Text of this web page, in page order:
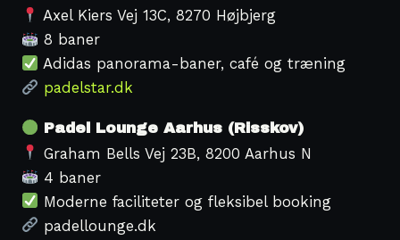
Axel Kiers Vej 13C, 8270 Højbjerg
8 baner
Adidas panorama-baner, café og træning
padelstar.dk
Padel Lounge Aarhus (Risskov)
Graham Bells Vej 23B, 8200 Aarhus N
4 baner
Moderne faciliteter og fleksibel booking
padellounge.dk